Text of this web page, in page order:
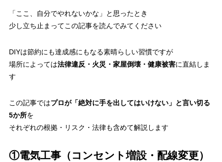
「ここ、自分でやれないかな」と思ったとき
少し立ち止まってこの記事を読んでみてください
DIYは節約にも達成感にもなる素晴らしい習慣ですが
場所によっては法律違反・火災・家屋倒壊・健康被害に直結しま
す
この記事ではプロが「絶対に手を出してはいけない」と言い切る
5か所を
それぞれの根拠・リスク・法律も含めて解説します
①電気工事（コンセント増設・配線変更）